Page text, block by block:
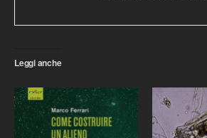
Leggi anche